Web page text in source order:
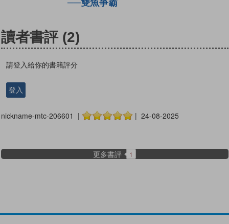
──雙魚爭霸
讀者書評 (2)
請登入給你的書籍評分
登入
nickname-mtc-206601 | | 24-08-2025
更多書評 1